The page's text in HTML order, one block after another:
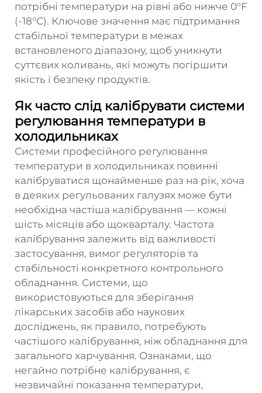
потрібні температури на рівні або нижче 0°F
(-18°C). Ключове значення має підтримання
стабільної температури в межах
встановленого діапазону, щоб уникнути
суттєвих коливань, які можуть погіршити
якість і безпеку продуктів.
Як часто слід калібрувати системи
регулювання температури в
холодильниках
Системи професійного регулювання
температури в холодильниках повинні
калібруватися щонайменше раз на рік, хоча
в деяких регульованих галузях може бути
необхідна частіша калібрування — кожні
шість місяців або щокварталу. Частота
калібрування залежить від важливості
застосування, вимог регуляторів та
стабільності конкретного контрольного
обладнання. Системи, що
використовуються для зберігання
лікарських засобів або наукових
досліджень, як правило, потребують
частішого калібрування, ніж обладнання для
загального харчування. Ознаками, що
негайно потрібне калібрування, є
незвичайні показання температури,